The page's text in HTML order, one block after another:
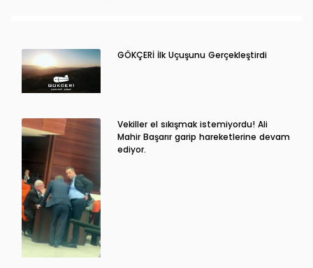
GÖKÇERİ İlk Uçuşunu Gerçekleştirdi
Vekiller el sıkışmak istemiyordu! Ali
Mahir Başarır garip hareketlerine devam
ediyor.